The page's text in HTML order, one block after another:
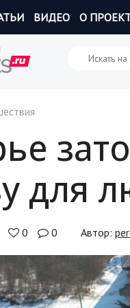
ВИДЕО О
для
0 0 Автор: